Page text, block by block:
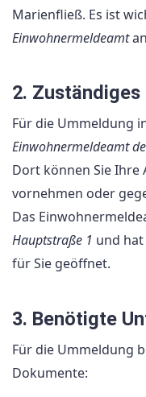
Marienfließ. Es ist
Einwohnermeldeamt
2.
Für die Ummeldung
Einwohnermeldeamt
Dort können Sie Ihre
vornehmen oder
Das
Hauptstraße 1 und
für Sie geöffnet.
3. Benötigte
Für die Ummeldung
Dokumente: